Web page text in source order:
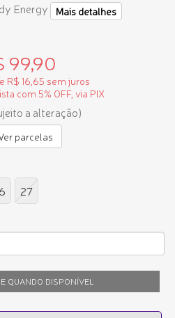
Energy Mais detalhes
99,90
R$ 16,65 sem juros
com 5% OFF, via PIX
a alteração)
parcelas
27
QUANDO DISPONÍVEL